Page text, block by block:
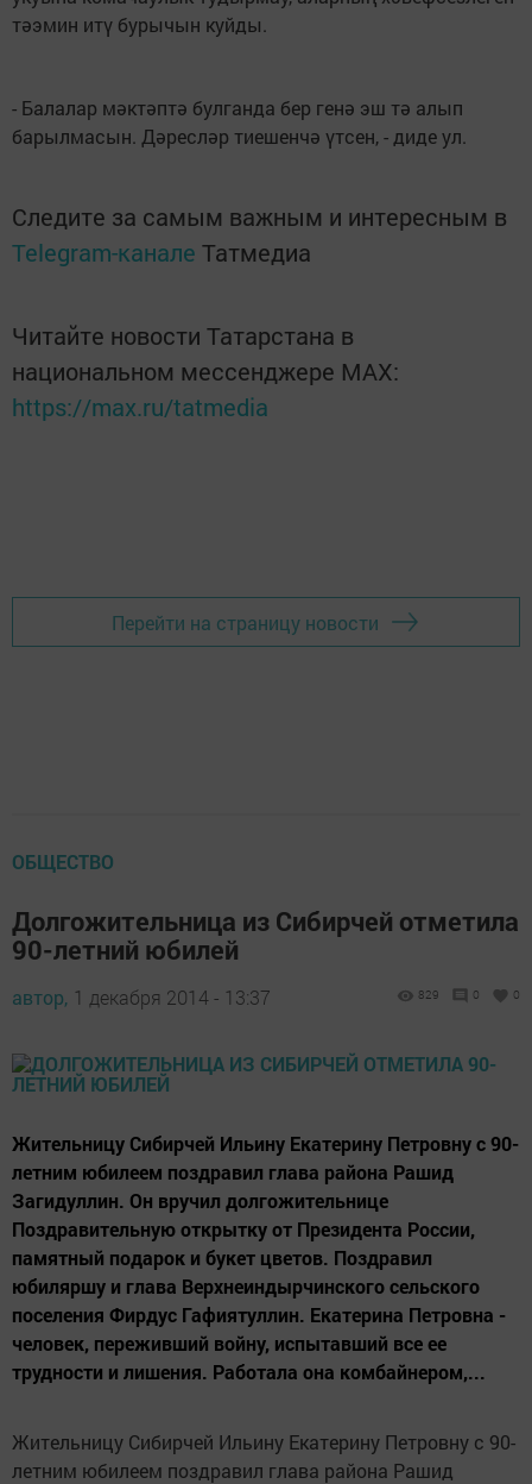
тәэмин итү бурычын куйды.
- Балалар мәктәптә булганда бер генә эш тә алып
барылмасын. Дәресләр тиешенчә үтсен, - диде ул.
Следите за самым важным и интересным в
Telegram-канале Татмедиа
Читайте новости Татарстана в
национальном мессенджере MАХ:
https://max.ru/tatmedia
Перейти на страницу новости
ОБЩЕСТВО
Долгожительница из Сибирчей отметила
90-летний юбилей
автор, 1 декабря 2014 - 13:37 829 0 0
Жительницу Сибирчей Ильину Екатерину Петровну с 90-
летним юбилеем поздравил глава района Рашид
Загидуллин. Он вручил долгожительнице
Поздравительную открытку от Президента России,
памятный подарок и букет цветов. Поздравил
юбиляршу и глава Верхнеиндырчинского сельского
поселения Фирдус Гафиятуллин. Екатерина Петровна -
человек, переживший войну, испытавший все ее
трудности и лишения. Работала она комбайнером,...
Жительницу Сибирчей Ильину Екатерину Петровну с 90-
летним юбилеем поздравил глава района Рашид